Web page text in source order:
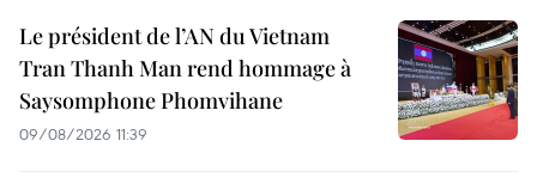
Le président de l’AN du Vietnam
Tran Thanh Man rend hommage à
Saysomphone Phomvihane
09/08/2026 11:39